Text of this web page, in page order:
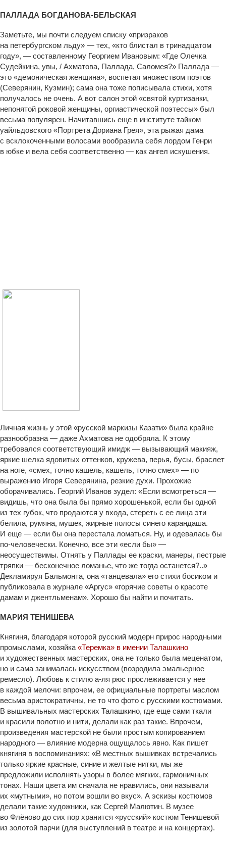
ПАЛЛАДА БОГДАНОВА-БЕЛЬСКАЯ
Заметьте, мы почти следуем списку «призраков
на петербургском льду» — тех, «кто блистал в тринадцатом
году», — составленному Георгием Ивановым: «Где Олечка
Судейкина, увы, / Ахматова, Паллада, Саломея?» Паллада —
это «демоническая женщина», воспетая множеством поэтов
(Северянин, Кузмин); сама она тоже пописывала стихи, хотя
получалось не очень. А вот салон этой «святой куртизанки,
непонятой роковой женщины, оргиастической поэтессы» был
весьма популярен. Начитавшись еще в институте тайком
уайльдовского «Портрета Дориана Грея», эта рыжая дама
с всклокоченными волосами вообразила себя лордом Генри
в юбке и вела себя соответственно — как ангел искушения.
Личная жизнь у этой «русской маркизы Казати» была крайне
разнообразна — даже Ахматова не одобряла. К этому
требовался соответствующий имидж — вызывающий макияж,
яркие шелка ядовитых оттенков, кружева, перья, бусы, браслет
на ноге, «смех, точно кашель, кашель, точно смех» — по
выражению Игоря Северянина, резкие духи. Прохожие
оборачивались. Георгий Иванов зудел: «Если всмотреться —
видишь, что она была бы прямо хорошенькой, если бы одной
из тех губок, что продаются у входа, стереть с ее лица эти
белила, румяна, мушек, жирные полосы синего карандаша.
И еще — если бы она перестала ломаться. Ну, и одевалась бы
по-человечески. Конечно, все эти «если бы» —
неосуществимы. Отнять у Паллады ее краски, манеры, пестрые
тряпки — бесконечное ломанье, что же тогда останется?..»
Декламируя Бальмонта, она «танцевала» его стихи босиком и
публиковала в журнале «Аргус» «горячие советы о красоте
дамам и джентльменам». Хорошо бы найти и почитать.
МАРИЯ ТЕНИШЕВА
Княгиня, благодаря которой русский модерн прирос народными
промыслами, хозяйка «Теремка» в имении Талашкино
и художественных мастерских, она не только была меценатом,
но и сама занималась искусством (возродила эмальерное
ремесло). Любовь к стилю а-ля рюс прослеживается у нее
в каждой мелочи: впрочем, ее официальные портреты маслом
весьма аристократичны, не то что фото с русскими костюмами.
В вышивальных мастерских Талашкино, где еще сами ткали
и красили полотно и нити, делали как раз такие. Впрочем,
произведения мастерской не были простым копированием
народного — влияние модерна ощущалось явно. Как пишет
княгиня в воспоминаниях: «В местных вышивках встречались
только яркие красные, синие и желтые нитки, мы же
предложили исполнять узоры в более мягких, гармоничных
тонах. Наши цвета им сначала не нравились, они называли
их «мутными», но потом вошли во вкус». А эскизы костюмов
делали такие художники, как Сергей Малютин. В музее
во Флёново до сих пор хранится «русский» костюм Тенишевой
из золотой парчи (для выступлений в театре и на концертах).